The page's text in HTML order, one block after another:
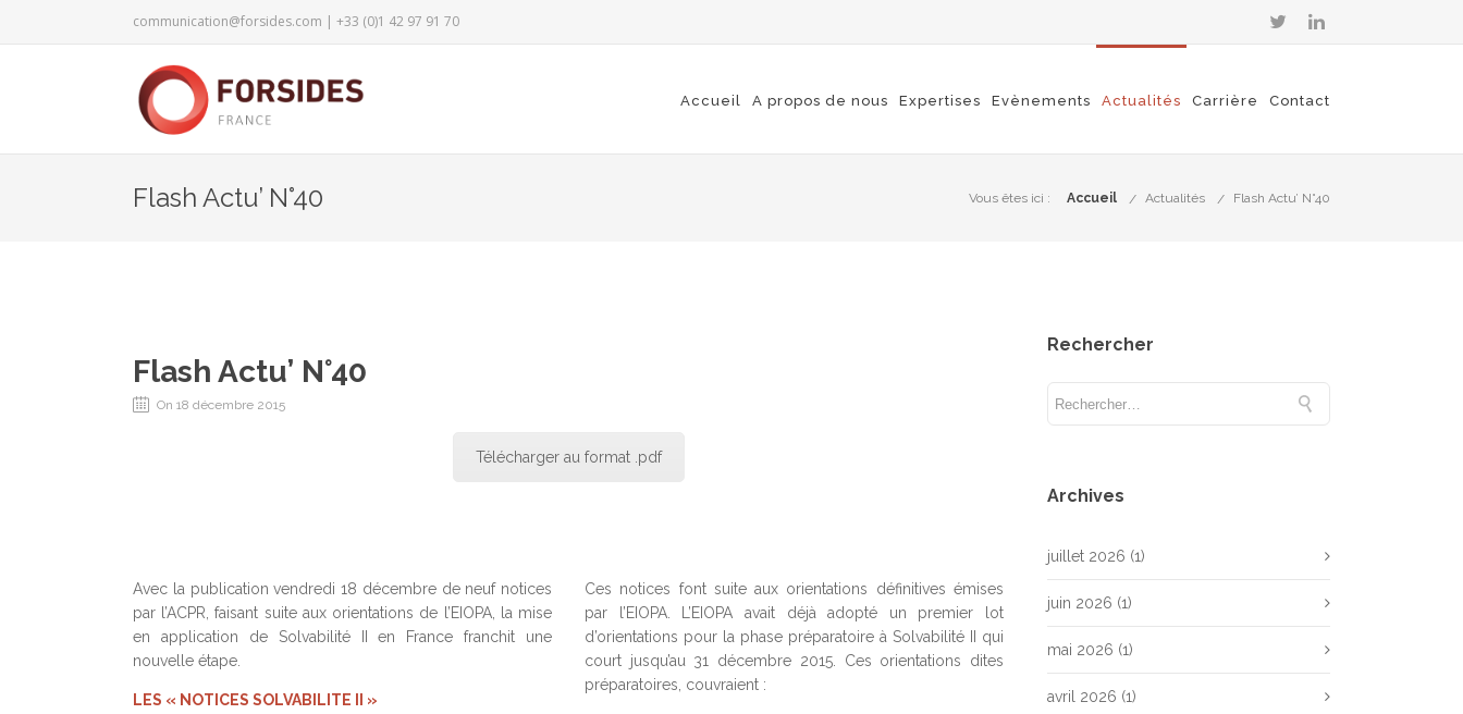
communication@forsides.com | +33 (0)1 42 97 91 70
Accueil A propos de nous Expertises Evènements Actualités Carrière Contact
Flash Actu’ N°40 Vous êtes ici : Accueil Actualités Flash Actu’ N°40
Flash Actu’ N°40
On 18 décembre 2015
Télécharger au format .pdf
Avec la publication vendredi 18 décembre de neuf notices
par l’ACPR, faisant suite aux orientations de l’EIOPA, la mise
en application de Solvabilité II en France franchit une
nouvelle étape.
LES « NOTICES SOLVABILITE II »
Ces notices font suite aux orientations définitives émises
par l’EIOPA. L’EIOPA avait déjà adopté un premier lot
d’orientations pour la phase préparatoire à Solvabilité II qui
court jusqu’au 31 décembre 2015. Ces orientations dites
préparatoires, couvraient :
Rechercher
Archives
juillet 2026 (1)
juin 2026 (1)
mai 2026 (1)
avril 2026 (1)